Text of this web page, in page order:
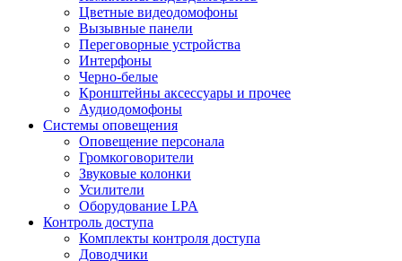
Цветные видеодомофоны
Вызывные панели
Переговорные устройства
Интерфоны
Черно-белые
Кронштейны аксессуары и прочее
Аудиодомофоны
Системы оповещения
Оповещение персонала
Громкоговорители
Звуковые колонки
Усилители
Оборудование LPA
Контроль доступа
Комплекты контроля доступа
Доводчики